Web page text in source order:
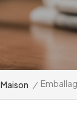
Maison /